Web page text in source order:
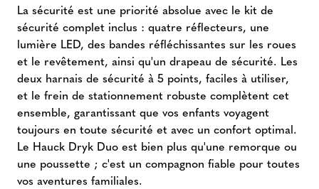
La sécurité est une priorité absolue avec le kit de
sécurité complet inclus : quatre réflecteurs, une
lumière LED, des bandes réfléchissantes sur les roues
et le revêtement, ainsi qu'un drapeau de sécurité. Les
deux harnais de sécurité à 5 points, faciles à utiliser,
et le frein de stationnement robuste complètent cet
ensemble, garantissant que vos enfants voyagent
toujours en toute sécurité et avec un confort optimal.
Le Hauck Dryk Duo est bien plus qu'une remorque ou
une poussette ; c'est un compagnon fiable pour toutes
vos aventures familiales.